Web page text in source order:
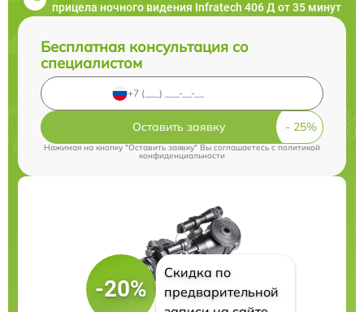
прицела ночного видения Infratech 406 Д от 35 минут
Бесплатная консультация со
специалистом
Оставить заявку
Нажимая на кнопку "Оставить заявку" Вы соглашаетесь cполитикой
конфиденциальности
-20%
Скидка по
предварительной